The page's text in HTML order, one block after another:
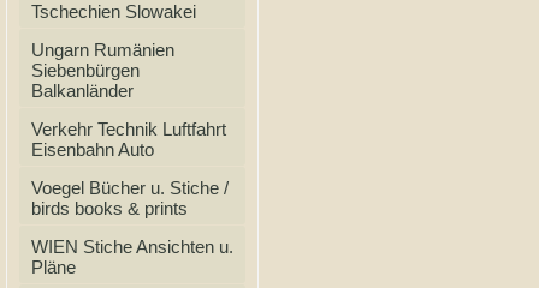
Tschechien Slowakei
Ungarn Rumänien
Siebenbürgen
Balkanländer
Verkehr Technik Luftfahrt
Eisenbahn Auto
Voegel Bücher u. Stiche /
birds books & prints
WIEN Stiche Ansichten u.
Pläne